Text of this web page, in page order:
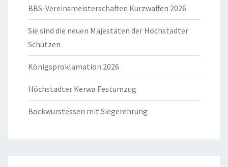
BBS-Vereinsmeisterschaften Kurzwaffen 2026
Sie sind die neuen Majestäten der Höchstadter
Schützen
Königsproklamation 2026
Höchstadter Kerwa Festumzug
Bockwurstessen mit Siegerehrung